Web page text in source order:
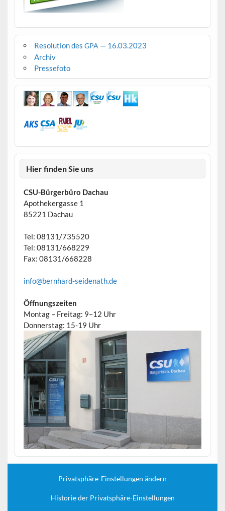
Resolution des GPA — 16.03.2023
Archiv
Pressefoto
Hier finden Sie uns
CSU-Bürgerbüro Dachau
Apothekergasse 1
85221 Dachau
Tel: 08131/735520
Tel: 08131/668229
Fax: 08131/668228
info@bernhard-seidenath.de
Öffnungszeiten
Montag – Freitag: 9–12 Uhr
Donnerstag: 15-19 Uhr
Privatsphäre-Einstellungen ändern
Historie der Privatsphäre-Einstellungen